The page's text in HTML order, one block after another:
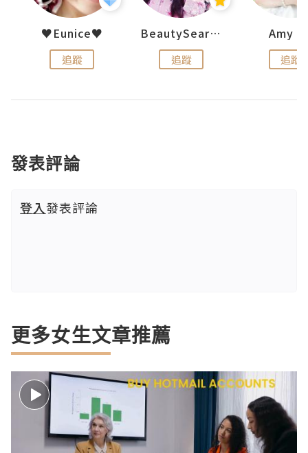
♥Eunice♥
追蹤
BeautySearch
追蹤
Amy
追蹤
發表評論
登入發表評論
更多女生文章推薦